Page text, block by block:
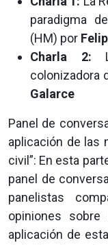
paradigma
(HM) por
Charla 2:
colonizadora
Galarce
Panel de
aplicación de las
civil”: En esta
panel de
panelistas
opiniones
aplicación de